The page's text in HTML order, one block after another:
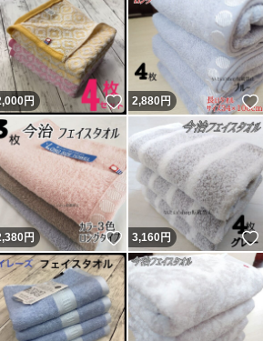
いね！
円 いいね！
2,880円
いね！
円 いいね！
3,160円